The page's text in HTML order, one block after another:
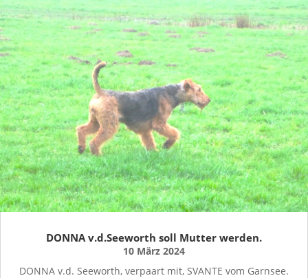
DONNA v.d.Seeworth soll Mutter werden.
10 März 2024
DONNA v.d. Seeworth, verpaart mit, SVANTE vom Garnsee.